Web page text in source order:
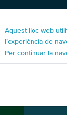
Residus
Aquest lloc web
l’experiència de
Per continuar la